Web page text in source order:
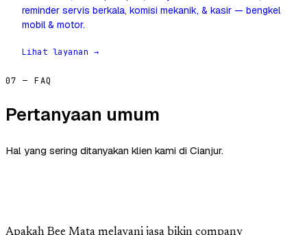
reminder servis berkala, komisi mekanik, & kasir — bengkel
mobil & motor.
Lihat layanan →
07 — FAQ
Pertanyaan umum
Hal yang sering ditanyakan klien kami di Cianjur.